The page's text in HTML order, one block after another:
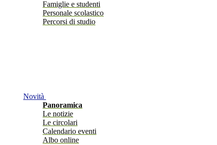
Famiglie e studenti
Personale scolastico
Percorsi di studio
Novità
Panoramica
Le notizie
Le circolari
Calendario eventi
Albo online